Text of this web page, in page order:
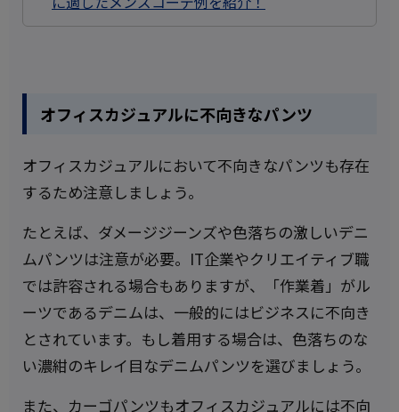
オフィスカジュアルに不向きなパンツ
オフィスカジュアルにおいて不向きなパンツも存在
するため注意しましょう。
たとえば、ダメージジーンズや色落ちの激しいデニ
ムパンツは注意が必要。IT企業やクリエイティブ職
では許容される場合もありますが、「作業着」がル
ーツであるデニムは、一般的にはビジネスに不向き
とされています。もし着用する場合は、色落ちのな
い濃紺のキレイ目なデニムパンツを選びましょう。
また、カーゴパンツもオフィスカジュアルには不向